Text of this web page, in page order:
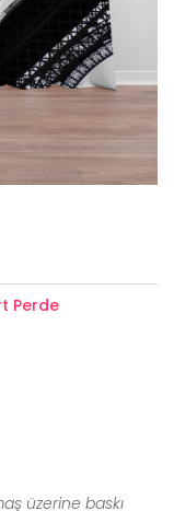
Perde
üzerine baskı